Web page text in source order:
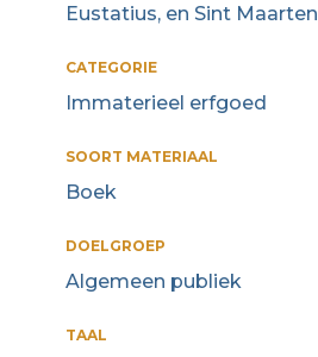
Eustatius, en Sint Maarten
CATEGORIE
Immaterieel erfgoed
SOORT MATERIAAL
Boek
DOELGROEP
Algemeen publiek
TAAL